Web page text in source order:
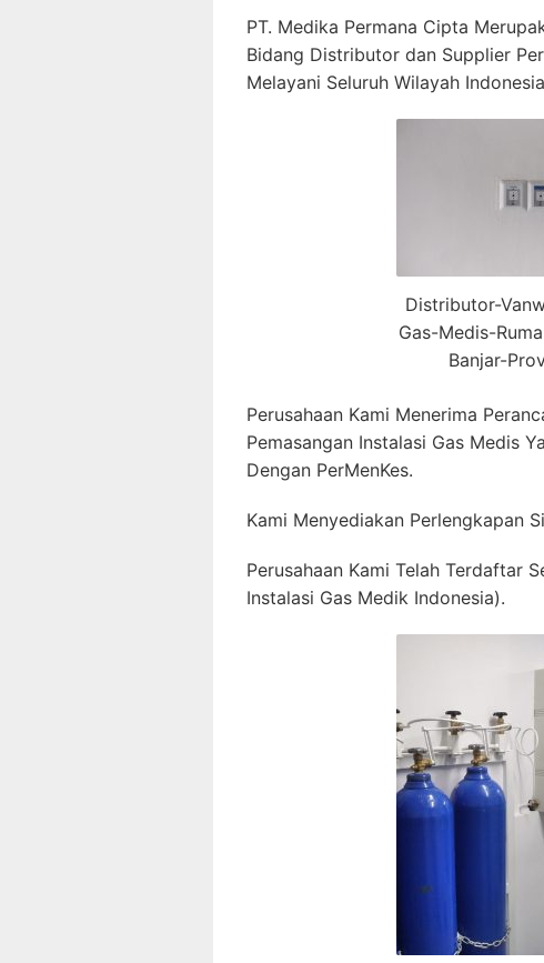
PT. Medika Permana Cipta
Bidang Distributor dan Supplier
Melayani Seluruh Wilayah
Distributor-
Gas-Medis-
Banjar-
Perusahaan Kami Menerima
Pemasangan Instalasi Gas Medis
Dengan PerMenKes.
Kami Menyediakan Perlengkapan
Perusahaan Kami Telah Terdaftar
Instalasi Gas Medik Indonesia).